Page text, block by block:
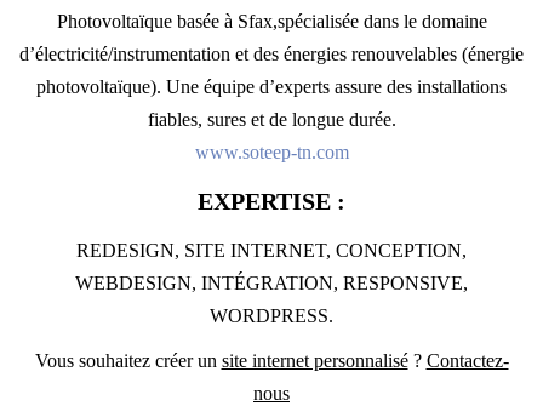
Photovoltaïque basée à Sfax,spécialisée dans le domaine
d’électricité/instrumentation et des énergies renouvelables (énergie
photovoltaïque). Une équipe d’experts assure des installations
fiables, sures et de longue durée.
www.soteep-tn.com
EXPERTISE :
REDESIGN, SITE INTERNET, CONCEPTION,
WEBDESIGN, INTÉGRATION, RESPONSIVE,
WORDPRESS.
Vous souhaitez créer un site internet personnalisé? Contactez-
nous